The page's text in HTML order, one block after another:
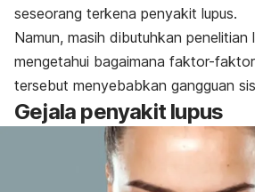
seseorang terkena penyakit lupus.
Namun, masih dibutuhkan penelitian
mengetahui bagaimana faktor-
tersebut menyebabkan gangguan
Gejala penyakit lupus